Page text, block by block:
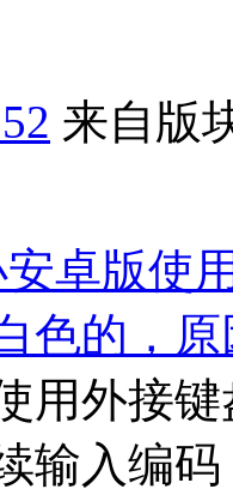
来自版
卓版使
色的，
用外接
输入编